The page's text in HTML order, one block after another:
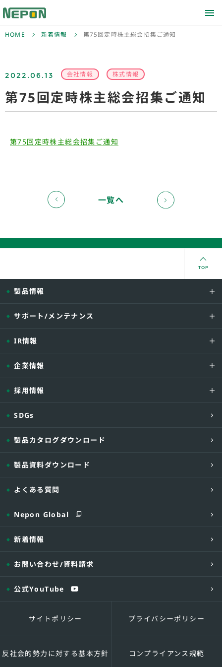
HOME 新着情報 第75回定時株主総会招集ご通知
2022.06.13 会社情報 株式情報
第75回定時株主総会招集ご通知
第75回定時株主総会招集ご通知
一覧へ
TOP
製品情報
サポート/メンテナンス
IR情報
企業情報
採用情報
SDGs
製品カタログダウンロード
製品資料ダウンロード
よくある質問
Nepon Global
新着情報
お問い合わせ/資料請求
公式YouTube
サイトポリシー プライバシーポリシー
反社会的勢力に対する基本方針 コンプライアンス規範